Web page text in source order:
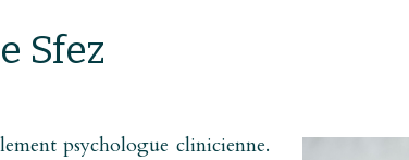
Sfez
psychologue clinicienne.